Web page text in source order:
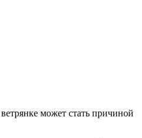
может стать причиной